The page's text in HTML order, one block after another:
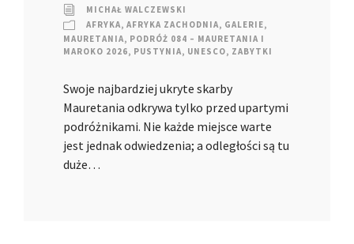
MICHAŁ WALCZEWSKI
AFRYKA, AFRYKA ZACHODNIA, GALERIE,
MAURETANIA, PODRÓŻ 084 – MAURETANIA I
MAROKO 2026, PUSTYNIA, UNESCO, ZABYTKI
Swoje najbardziej ukryte skarby
Mauretania odkrywa tylko przed upartymi
podróżnikami. Nie każde miejsce warte
jest jednak odwiedzenia; a odległości są tu
duże…